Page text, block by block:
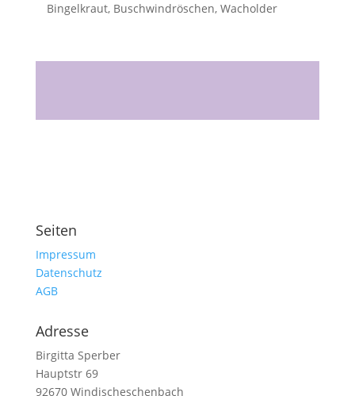
Bingelkraut, Buschwindröschen, Wacholder
Seiten
Impressum
Datenschutz
AGB
Adresse
Birgitta Sperber
Hauptstr 69
92670 Windischeschenbach